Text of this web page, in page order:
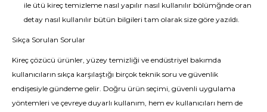
ile ütü kireç temizleme nasıl yapılır nasıl kullanılır bölümğnde oran
detay nasıl kullanılır bütün bilgileri tam olarak size göre yazıldı.
Sıkça Sorulan Sorular
Kireç çözücü ürünler, yüzey temizliği ve endüstriyel bakımda
kullanıcıların sıkça karşılaştığı birçok teknik soru ve güvenlik
endişesiyle gündeme gelir. Doğru ürün seçimi, güvenli uygulama
yöntemleri ve çevreye duyarlı kullanım, hem ev kullanıcıları hem de